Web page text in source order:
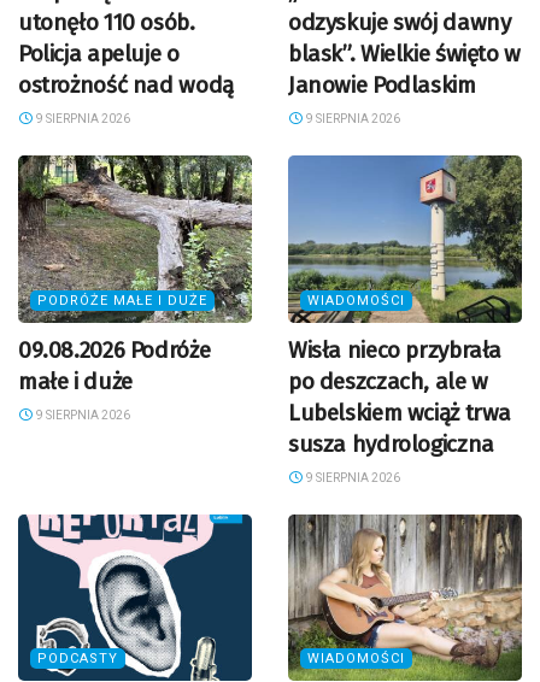
utonęło 110 osób.
Policja apeluje o
ostrożność nad wodą
9 SIERPNIA 2026
odzyskuje swój dawny
blask”. Wielkie święto w
Janowie Podlaskim
9 SIERPNIA 2026
PODRÓŻE MAŁE I DUŻE
09.08.2026 Podróże
małe i duże
9 SIERPNIA 2026
WIADOMOŚCI
Wisła nieco przybrała
po deszczach, ale w
Lubelskiem wciąż trwa
susza hydrologiczna
9 SIERPNIA 2026
PODCASTY WIADOMOŚCI